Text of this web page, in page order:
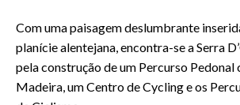
Com uma paisagem deslumbrante
planície alentejana, encontra-se a Serra
pela construção de um Percurso Pedonal
Madeira, um Centro de Cycling e os